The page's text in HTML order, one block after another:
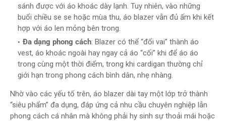
sánh được với áo khoác dày lạnh. Tuy nhiên, vào những
buổi chiều se se hoặc mùa thu, áo blazer vẫn đủ ấm khi kết
hợp với áo len mỏng bên trong.
Đa dạng phong cách: Blazer có thể “đổi vai” thành áo
vest, áo khoác ngoài hay ngay cả áo “cối” khi để áo áo
trong cùng một thời điểm, trong khi cardigan thường chỉ
giới hạn trong phong cách bình dân, nhẹ nhàng.
Nhờ vào các yếu tố trên, áo blazer dài tay một lớp trở thành
“siêu phẩm” đa dụng, đáp ứng cả nhu cầu chuyên nghiệp lẫn
phong cách cá nhân mà không phải hy sinh sự thoải mái hoặc